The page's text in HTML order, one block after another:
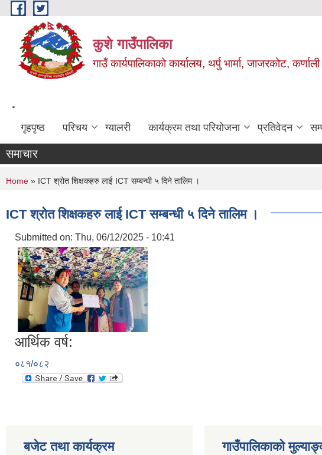
Skip to main content
कुशे गाउँपालिका
गाउँ कार्यपालिकाको कार्यालय, थर्पु भार्मा, जाजरकोट,
.
गृहपृष्ठ परिचय ग्यालरी कार्यक्रम तथा परियोजना प्रतिवेदन
समाचार
You are here
Home » ICT श्रोत शिक्षकहरु लाई ICT सम्बन्धी ५ दिने तालिम ।
ICT श्रोत शिक्षकहरु लाई ICT सम्बन्धी ५ दिने तालिम ।
Submitted on: Thu, 06/12/2025 - 10:41
आर्थिक वर्ष:
०८१/०८२
बजेट तथा कार्यक्रम गाउँपालिकाको